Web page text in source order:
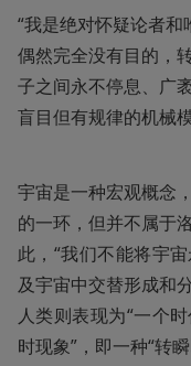
“我是绝对怀疑论者
偶然完全没有目的，
子之间永不停息、广
盲目但有规律的机械
宇宙是一种宏观概念
的一环，但并不属于
此，“我们不能将宇
及宇宙中交替形成和
人类则表现为“一个
时现象”，即一种“转